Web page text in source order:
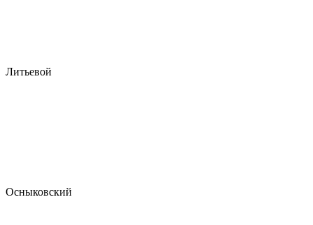
Литьевой
Осныковский